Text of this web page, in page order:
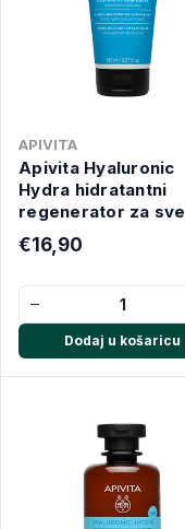
APIVITA
Apivita Hyaluronic
Hydra hidratantni
regenerator za sve
tipove kose, 150 ml
€16,90
−
Dodaj u košaricu